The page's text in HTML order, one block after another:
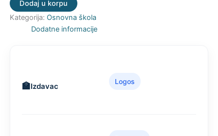
Dodaj u korpu
Kategorija: Osnovna škola
Dodatne informacije
Izdavac
Logos